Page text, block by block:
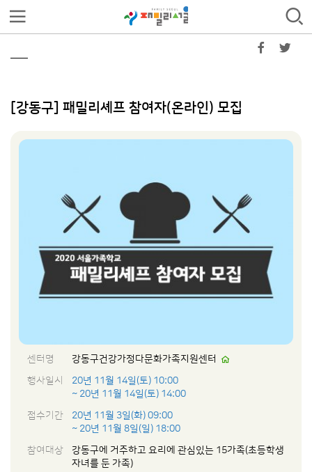
[강동구] 패밀리셰프 참여자(온라인) 모집
센터명
강동구건강가정다문화가족지원센터
행사일시
20년 11월 14일(토) 10:00
~ 20년 11월 14일(토) 14:00
접수기간
20년 11월 3일(화) 09:00
~ 20년 11월 8일(일) 18:00
참여대상
강동구에 거주하고 요리에 관심있는 15가족(초등학생
자녀를 둔 가족)